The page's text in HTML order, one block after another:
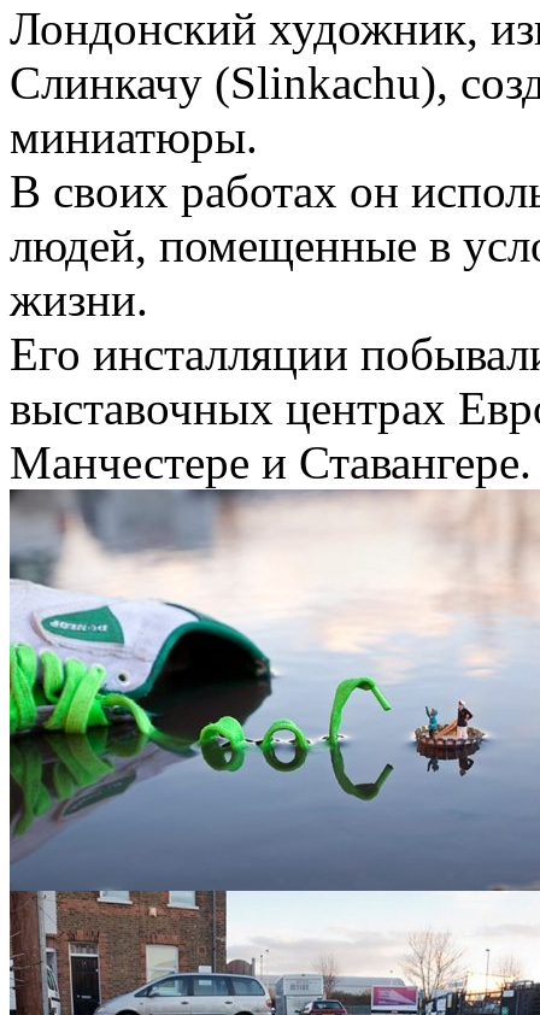
Лондонский художник,
Слинкачу (Slinkachu),
миниатюры.
В своих работах он
людей, помещенные в
жизни.
Его инсталляции
выставочных центрах
Манчестере и Ставангере.